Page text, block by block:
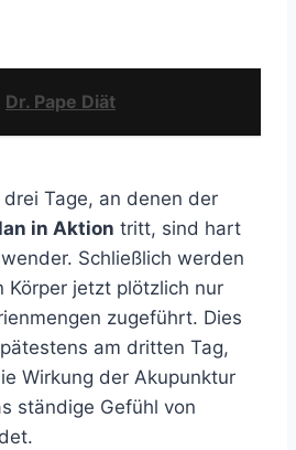
Dr. Pape Diät
Tage, an denen der
in Aktion tritt, sind hart
Schließlich werden
Körper jetzt plötzlich nur
zugeführt. Dies
am dritten Tag,
Wirkung der Akupunktur
ständige Gefühl von